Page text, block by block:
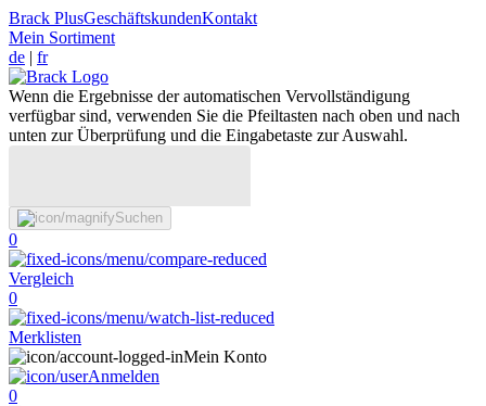
Brack PlusGeschäftskundenKontakt
Mein Sortiment
de | fr
Wenn die Ergebnisse der automatischen Vervollständigung
verfügbar sind, verwenden Sie die Pfeiltasten nach oben und nach
unten zur Überprüfung und die Eingabetaste zur Auswahl.
Suchen
0
Vergleich
0
Merklisten
Mein Konto
Anmelden
0